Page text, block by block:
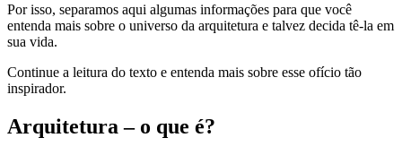
Por isso, separamos aqui algumas informações para que você
entenda mais sobre o universo da arquitetura e talvez decida tê-la em
sua vida.
Continue a leitura do texto e entenda mais sobre esse ofício tão
inspirador.
Arquitetura – o que é?